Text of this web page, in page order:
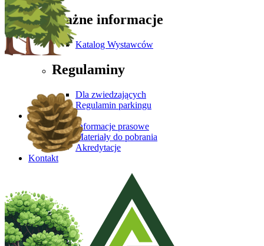
Ważne informacje
Katalog Wystawców
Regulaminy
Dla zwiedzających
Regulamin parkingu
Media
Informacje prasowe
Materiały do pobrania
Akredytacje
Kontakt